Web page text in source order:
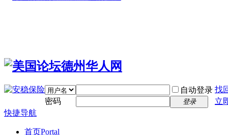
自动登录 找
密码
登录
立
快捷导航
首页Portal